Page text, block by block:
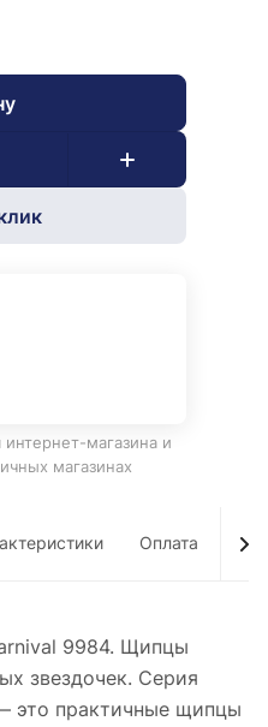
магазина и
магазинах
Оплата
9984. Щипцы
звездочек. Серия
это практичные щипцы